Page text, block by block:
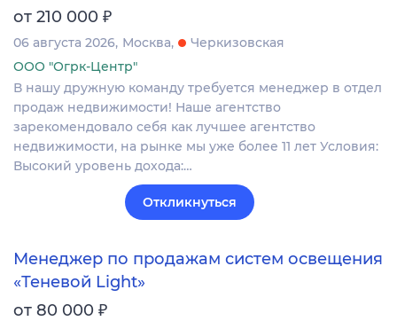
от 210 000 ₽
06 августа 2026 Москва
Черкизовская
ООО "Огрк-Центр"
В нашу дружную команду требуется менеджер в отдел
продаж недвижимости! Наше агентство
зарекомендовало себя как лучшее агентство
недвижимости, на рынке мы уже более 11 лет Условия:
Высокий уровень дохода:…
Откликнуться
Менеджер по продажам систем освещения
«Теневой Light»
от 80 000 ₽